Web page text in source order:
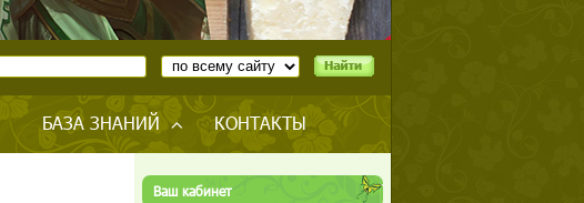
БАЗА ЗНАНИЙ КОНТАКТЫ
Ваш кабинет